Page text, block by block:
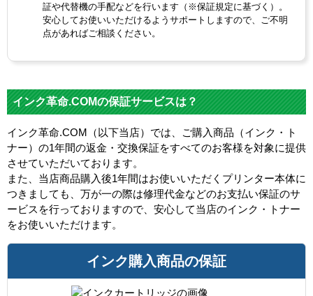
証や代替機の手配などを行います（※保証規定に基づく）。
安心してお使いいただけるようサポートしますので、ご不明
点があればご相談ください。
インク革命.COMの保証サービスは？
インク革命.COM（以下当店）では、ご購入商品（インク・ト
ナー）の1年間の返金・交換保証をすべてのお客様を対象に提供
させていただいております。
また、当店商品購入後1年間はお使いいただくプリンター本体に
つきましても、万が一の際は修理代金などのお支払い保証のサ
ービスを行っておりますので、安心して当店のインク・トナー
をお使いいただけます。
インク購入商品の保証